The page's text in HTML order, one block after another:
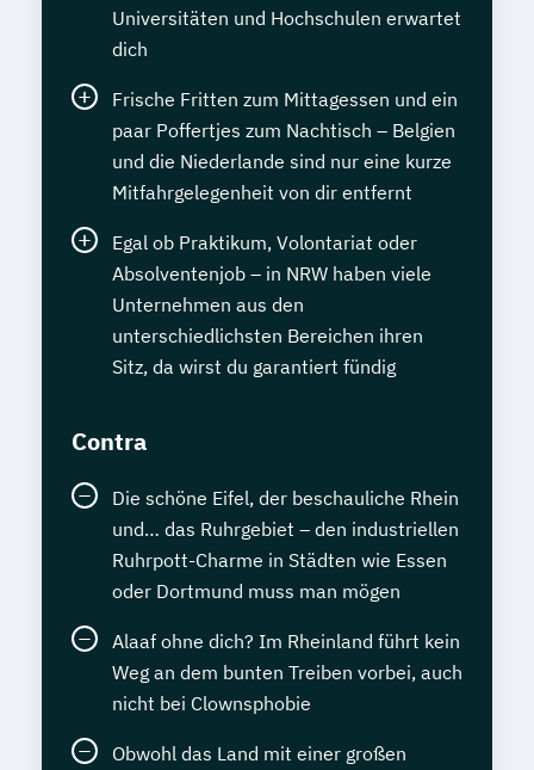
Universitäten und Hochschulen erwartet
dich
Frische Fritten zum Mittagessen und ein
paar Poffertjes zum Nachtisch – Belgien
und die Niederlande sind nur eine kurze
Mitfahrgelegenheit von dir entfernt
Egal ob Praktikum, Volontariat oder
Absolventenjob – in NRW haben viele
Unternehmen aus den
unterschiedlichsten Bereichen ihren
Sitz, da wirst du garantiert fündig
Contra
Die schöne Eifel, der beschauliche Rhein
und… das Ruhrgebiet – den industriellen
Ruhrpott-Charme in Städten wie Essen
oder Dortmund muss man mögen
Alaaf ohne dich? Im Rheinland führt kein
Weg an dem bunten Treiben vorbei, auch
nicht bei Clownsphobie
Obwohl das Land mit einer großen